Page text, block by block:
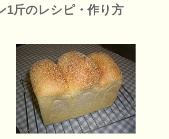
1斤のレシピ・作り方